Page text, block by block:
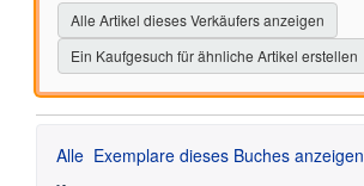
Alle Artikel dieses Verkäufers anzeigen
Ein Kaufgesuch für ähnliche Artikel erstellen
Alle Exemplare dieses Buches anzeigen